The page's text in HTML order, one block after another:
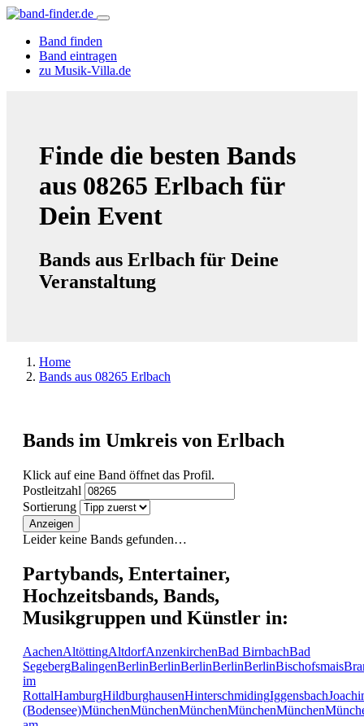
Band finden
Band eintragen
zu Musik-Villa.de
Finde die besten Bands
aus 08265 Erlbach für
Dein Event
Bands aus Erlbach für Deine
Veranstaltung
Home
Bands aus 08265 Erlbach
Bands im Umkreis von Erlbach
Klick auf eine Band öffnet das Profil.
Postleitzahl
Sortierung
Anzeigen
Leider keine Bands gefunden…
Partybands, Entertainer,
Hochzeitsbands, Bands,
Musikgruppen und Künstler in:
AachenAltöttingAltdorfAnzenkirchenBad BirnbachBad
SegebergBalingenBerlinBerlinBerlinBerlinBerlinBischofsmais
im
RottalHamburgHildburghausenHinterschmidingIggensbach
(Bodensee)MünchenMünchenMünchenMünchenMünchen